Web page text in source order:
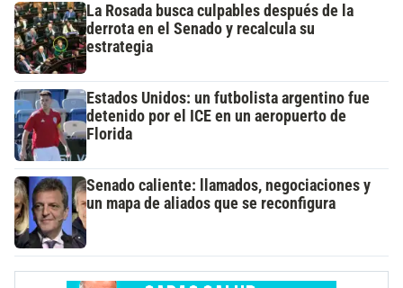
La Rosada busca culpables después de la
derrota en el Senado y recalcula su
estrategia
Estados Unidos: un futbolista argentino fue
detenido por el ICE en un aeropuerto de
Florida
Senado caliente: llamados, negociaciones y
un mapa de aliados que se reconfigura